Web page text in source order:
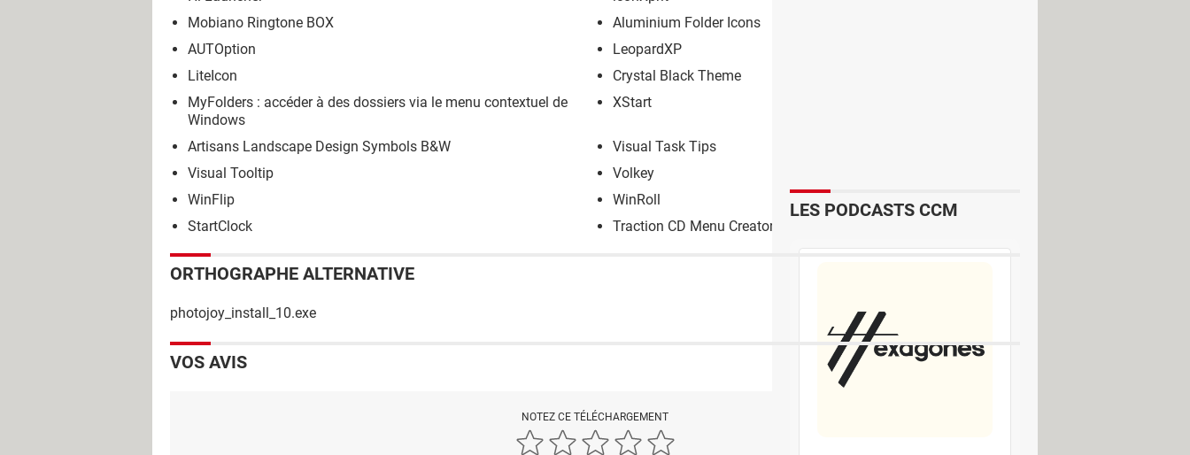
Mobiano Ringtone BOX
Aluminium Folder Icons
AUTOption
LeopardXP
LiteIcon
Crystal Black Theme
MyFolders : accéder à des dossiers via le menu contextuel de
Windows
XStart
Artisans Landscape Design Symbols B&W
Visual Task Tips
Visual Tooltip
Volkey
WinFlip
WinRoll
StartClock
Traction CD Menu Creator
ORTHOGRAPHE ALTERNATIVE
photojoy_install_10.exe
VOS AVIS
NOTEZ CE TÉLÉCHARGEMENT
LES PODCASTS CCM